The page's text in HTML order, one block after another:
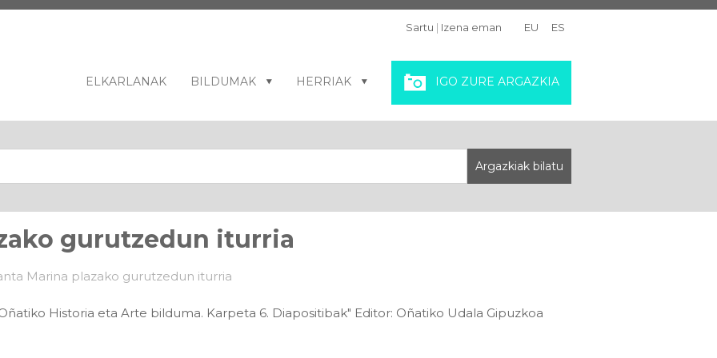
Sartu | Izena eman EU ES
ELKARLANAK BILDUMAK HERRIAK IGO ZURE ARGAZKIA
gurutzedun iturria
Historia eta Arte bilduma. Karpeta 6. Diapositibak" Editor: Oñatiko Udala Gipuzkoa